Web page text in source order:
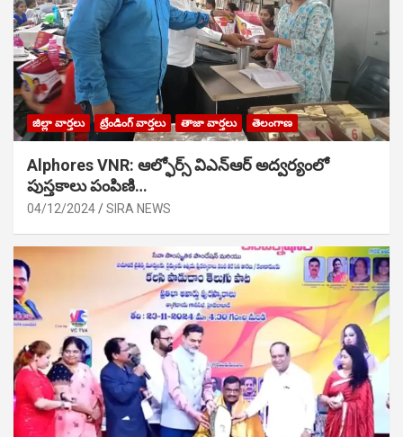
జిల్లా వార్తలు ట్రేండింగ్ వార్తలు తాజా వార్తలు తెలంగాణ
Alphores VNR: ఆల్ఫోర్స్ విఎన్ఆర్ అద్వర్యంలో
పుస్తకాలు పంపిణి…
04/12/2024 SIRA NEWS